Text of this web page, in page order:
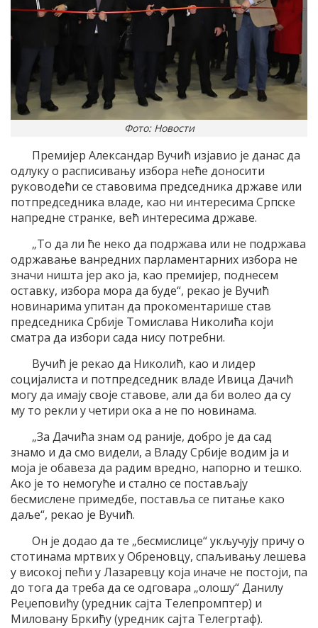
Фото: Новости
Премијер Александар Вучић изјавио је данас да
одлуку о расписивању избора неће доносити
руководећи се ставовима председника државе или
потпредседника владе, као ни интересима Српске
напредне странке, већ интересима државе.
„То да ли ће неко да подржава или не подржава
одржавање ванредних парламентарних избора не
значи ништа јер ако ја, као премијер, поднесем
оставку, избора мора да буде“, рекао је Вучић
новинарима упитан да прокоментарише став
председника Србије Томислава Николића који
сматра да избори сада нису потребни.
Вучић је рекао да Николић, као и лидер
социјалиста и потпредседник владе Ивица Дачић
могу да имају своје ставове, али да би волео да су
му то рекли у четири ока а не по новинама.
„За Дачића знам од раније, добро је да сад
знамо и да смо видели, а Владу Србије водим ја и
моја је обавеза да радим вредно, напорно и тешко.
Ако је то немогуће и стално се постављају
бесмислене примедбе, поставља се питање како
даље“, рекао је Вучић.
Он је додао да те „бесмислице“ укључују причу о
стотинама мртвих у Обреновцу, спаљивању лешева
у високој пећи у Лазаревцу која иначе не постоји, па
до тога да треба да се одговара „олошу“ Данилу
Реџеповићу (уредник сајта Телепромптер) и
Миловану Бркићу (уредник сајта Телегртаф).